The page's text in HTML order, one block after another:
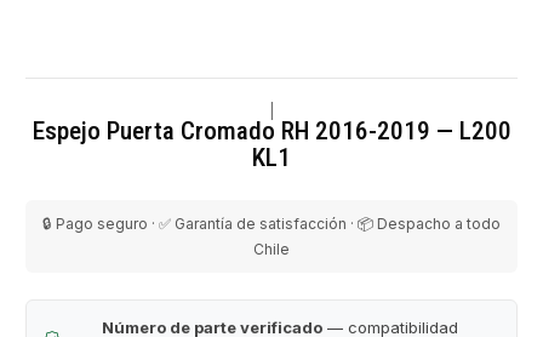
Espejo Puerta Cromado RH 2016-2019 — L200
KL1
🔒 Pago seguro · ✅ Garantía de satisfacción · 📦 Despacho a todo
Chile
Número de parte verificado — compatibilidad